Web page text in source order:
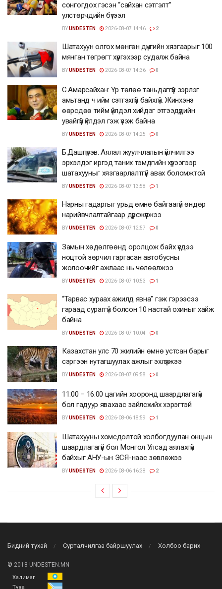
сонгогдох гэсэн “сайхан сэтгэлт”
улстөрчдийн бүтээл
BYUNDESTEN 2026-08-07 14:46 2
Шатахуун олгох мөнгөн дүнгийн хязгаарыг 100
мянган төгрөгт хүргэхээр судалж байна
BYUNDESTEN 2026-08-07 14:36 0
С.Амарсайхан: Үр төлөө таньдаггүй зэрлэг
амьтанд ч ийм сэтгэхгүй байхгүй. Жинхэнэ
өөрсдөө тийм үйлдэл хийдэг этгээдүүдийн
увайгүй үйлдэл гэж үзэж байна
BYUNDESTEN 2026-08-07 14:25 0
Б.Дашпүрэв: Аялал жуулчлалын үйлчилгээ
эрхэлдэг иргэд таних тэмдгийн хүрээгээр
шатахууныг хязгаарлалтгүй авах боломжтой
BYUNDESTEN 2026-08-07 13:58 1
Нарны гадаргыг урьд өмнө байгаагүй өндөр
нарийвчлалтайгаар дүрсжүүлжээ
BYUNDESTEN 2026-08-07 12:57 0
Замын хөдөлгөөнд оролцож байх үедээ
ноцтой зөрчил гаргасан автобусны
жолоочийг ажлаас нь чөлөөлжээ
BYUNDESTEN 2026-08-07 10:53 1
“Тарвас хураах ажилд явна” гэж гэрээсээ
гараад сураггүй болсон 10 настай охиныг хайж
байна
BYUNDESTEN 2026-08-07 10:04 0
Казахстан улс 70 жилийн өмнө устсан барыг
сэргээн нутагшуулах ажлыг эхлүүлжээ
BYUNDESTEN 2026-08-07 09:58 0
11:00 – 16:00 цагийн хооронд шаардлагагүй
бол гадуур явахаас зайлсхийх хэрэгтэй
BYUNDESTEN 2026-08-06 18:59 1
Шатахууны хомсдолтой холбогдуулан онцын
шаардлагагүй бол Монгол Улсад аялахгүй
байхыг АНУ-ын ЭСЯ-наас зөвлөжээ
BYUNDESTEN 2026-08-06 16:38 2
Бидний тухай Сурталчилгаа байршуулах Холбоо барих
© 2018 UNDESTEN.MN
Халимаг
Тува